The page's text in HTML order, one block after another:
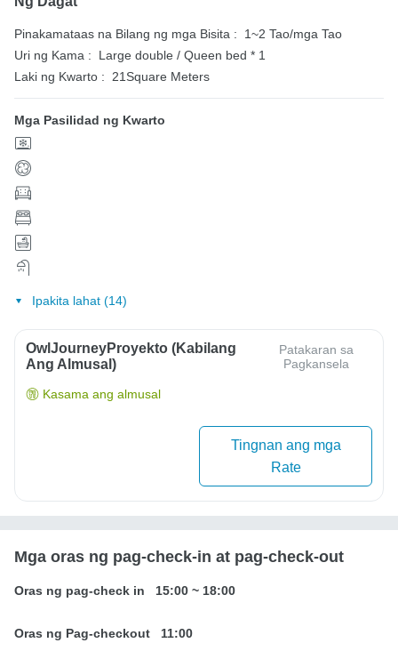
Pinakamataas na Bilang ng mga Bisita :
1~2 Tao/mga Tao
Uri ng Kama :
Large double / Queen bed * 1
Laki ng Kwarto : 21Square Meters
Mga Pasilidad ng Kwarto
Ipakita lahat (14)
OwlJourneyProyekto (Kabilang
Ang Almusal)
Patakaran sa
Pagkansela
Kasama ang almusal
Tingnan ang mga
Rate
Mga oras ng pag-check-in at pag-check-out
Oras ng pag-check in 15:00 ~ 18:00
Oras ng Pag-checkout 11:00